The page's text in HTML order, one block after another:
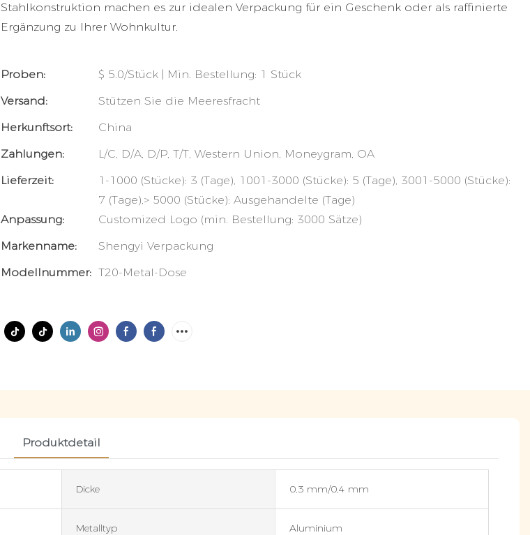
Stahlkonstruktion machen es zur idealen Verpackung für ein Geschenk oder als raffinierte
Ergänzung zu Ihrer Wohnkultur.
Proben:
$ 5.0/Stück | Min. Bestellung: 1 Stück
Versand:
Stützen Sie die Meeresfracht
Herkunftsort:
China
Zahlungen:
L/C, D/A, D/P, T/T, Western Union, Moneygram, OA
Lieferzeit:
1-1000 (Stücke): 3 (Tage), 1001-3000 (Stücke): 5 (Tage), 3001-5000 (Stücke):
7 (Tage),> 5000 (Stücke): Ausgehandelte (Tage)
Anpassung:
Customized Logo (min. Bestellung: 3000 Sätze)
Markenname:
Shengyi Verpackung
Modellnummer: T20-Metal-Dose
Produktdetail
Dicke 0,3 mm/0,4 mm
Metalltyp Aluminium